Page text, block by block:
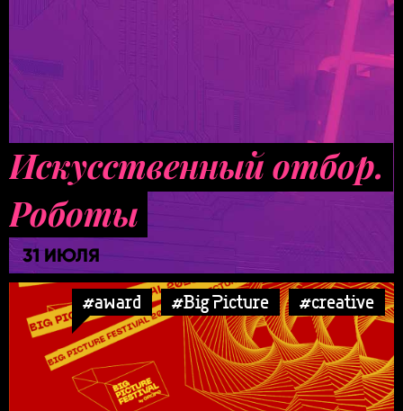
Искусственный отбор.
Роботы
31 ИЮЛЯ
#award #Big Picture #creative